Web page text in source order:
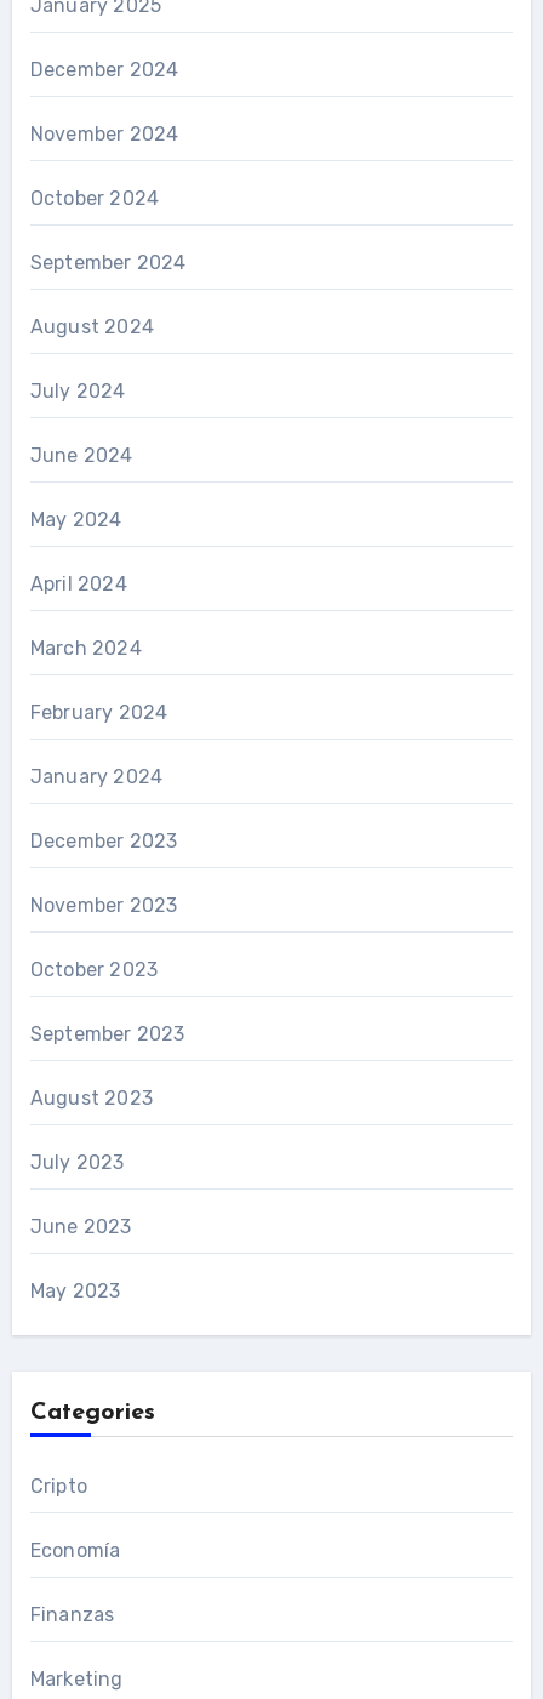
January 2025
December 2024
November 2024
October 2024
September 2024
August 2024
July 2024
June 2024
May 2024
April 2024
March 2024
February 2024
January 2024
December 2023
November 2023
October 2023
September 2023
August 2023
July 2023
June 2023
May 2023
Categories
Cripto
Economía
Finanzas
Marketing